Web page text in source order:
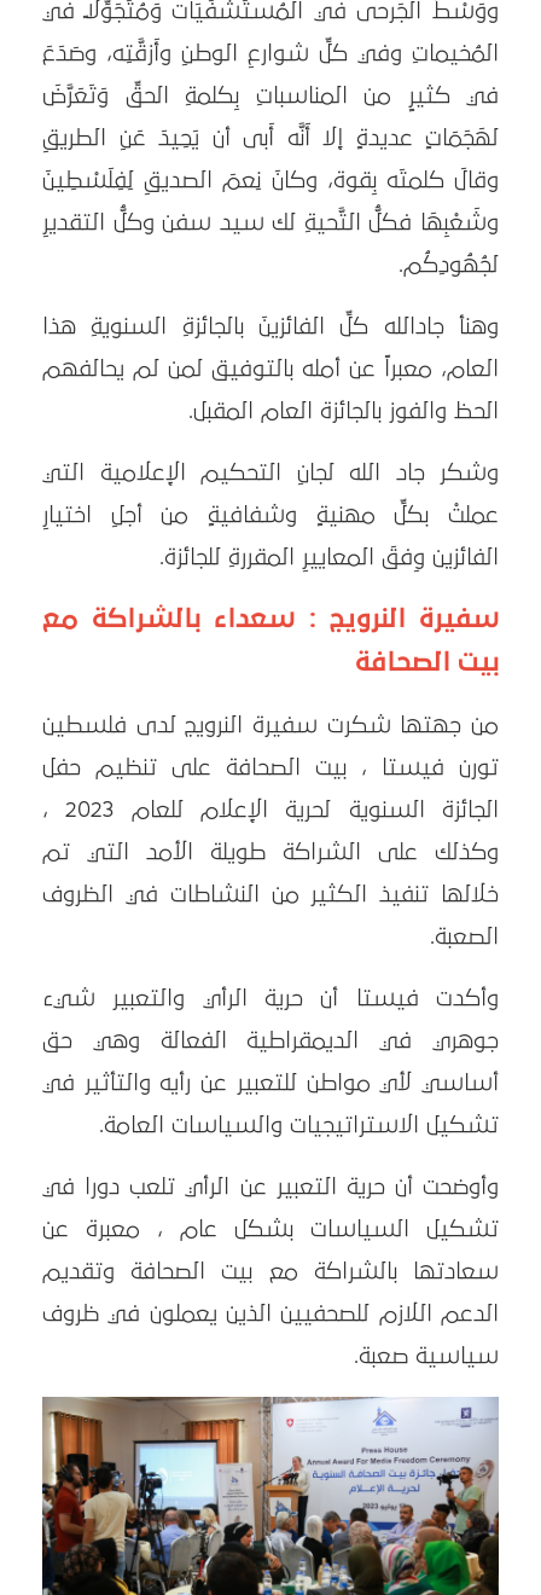
ووَسْطَ الجَرحى في المُستَشْفَيَات وَمُتَجَوِّلًا في
المُخيماتِ وفي كلِّ شوارعِ الوطنِ وأَزقَّتِه، وصَدَعَ
في كثيرٍ من المناسباتِ بِكلمةِ الحقِّ وَتَعَرَّضَ
لهَجَمَاتٍ عديدةٍ إلا أَنَّه أَبى أن يَحِيدَ عَنِ الطريقِ
وقالَ كلمتَه بِقوة، وكانَ نِعمَ الصديقِ لِفِلَسْطِينَ
وشَعْبِهَا فكلُّ التَّحيةِ لك سيد سفن وكلُّ التقديرِ
لجُهُودِكُم.
وهنأ جادالله كلِّ الفائزينَ بالجائزةِ السنويةِ هذا
العام، معبراً عن أمله بالتوفيق لمن لم يحالفهم
الحظ والفوز بالجائزة العام المقبل.
وشكر جاد الله لجانِ التحكيم الإعلامية التي
عملتْ بكلِّ مهنيةٍ وشفافيةٍ من أجلِ اختيارِ
الفائزين وِفقَ المعاييرِ المقررةِ للجائزة.
سفيرة النرويج : سعداء بالشراكة مع
بيت الصحافة
من جهتها شكرت سفيرة النرويج لدى فلسطين
تورن فيستا ، بيت الصحافة على تنظيم حفل
الجائزة السنوية لحرية الإعلام للعام 2023 ،
وكذلك على الشراكة طويلة الأمد التي تم
خلالها تنفيذ الكثير من النشاطات في الظروف
الصعبة.
وأكدت فيستا أن حرية الرأي والتعبير شيء
جوهري في الديمقراطية الفعالة وهي حق
أساسي لأي مواطن للتعبير عن رأيه والتأثير في
تشكيل الاستراتيجيات والسياسات العامة.
وأوضحت أن حرية التعبير عن الرأي تلعب دورا في
تشكيل السياسات بشكل عام ، معبرة عن
سعادتها بالشراكة مع بيت الصحافة وتقديم
الدعم اللازم للصحفيين الذين يعملون في ظروف
سياسية صعبة.